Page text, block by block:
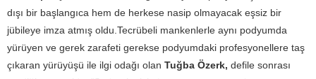
dışı bir başlangıca hem de herkese nasip olmayacak eşsiz bir
jübileye imza atmış oldu.Tecrübeli mankenlerle aynı podyumda
yürüyen ve gerek zarafeti gerekse podyumdaki profesyonellere taş
çıkaran yürüyüşü ile ilgi odağı olan Tuğba Özerk, defile sonrası